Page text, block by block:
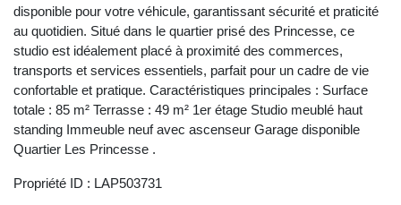
disponible pour votre véhicule, garantissant sécurité et praticité
au quotidien. Situé dans le quartier prisé des Princesse, ce
studio est idéalement placé à proximité des commerces,
transports et services essentiels, parfait pour un cadre de vie
confortable et pratique. Caractéristiques principales : Surface
totale : 85 m² Terrasse : 49 m² 1er étage Studio meublé haut
standing Immeuble neuf avec ascenseur Garage disponible
Quartier Les Princesse .
Propriété ID : LAP503731